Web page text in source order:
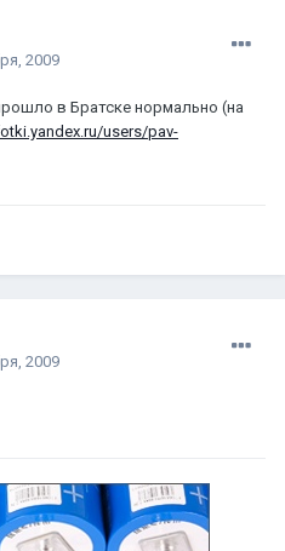
2009
в Братске нормально (на
users/pav-
2009